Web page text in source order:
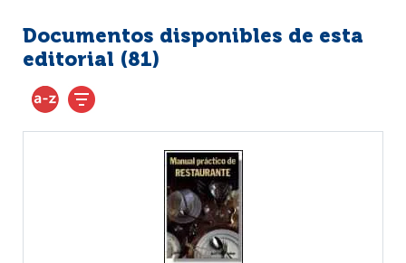
Documentos disponibles de esta
editorial (81)